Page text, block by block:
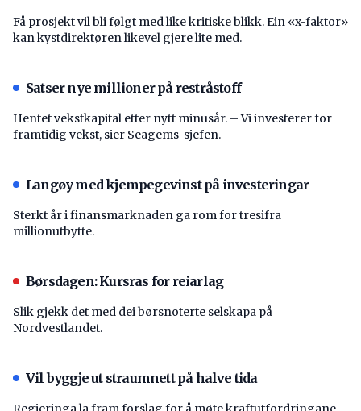
Få prosjekt vil bli følgt med like kritiske blikk. Ein «x-faktor»
kan kystdirektøren likevel gjere lite med.
Satser nye millioner på restråstoff
Hentet vekstkapital etter nytt minusår. – Vi investerer for
framtidig vekst, sier Seagems-sjefen.
Langøy med kjempegevinst på investeringar
Sterkt år i finansmarknaden ga rom for tresifra
millionutbytte.
Børsdagen: Kursras for reiarlag
Slik gjekk det med dei børsnoterte selskapa på
Nordvestlandet.
Vil byggje ut straumnett på halve tida